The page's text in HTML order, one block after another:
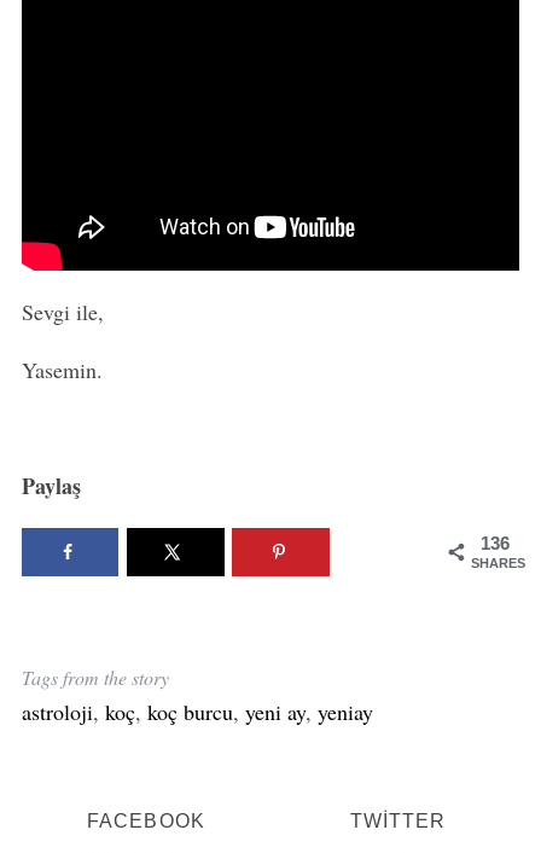
Sevgi ile,
Yasemin.
Paylaş
136
SHARES
Tags from the story
astroloji, koç, koç burcu, yeni ay, yeniay
FACEBOOK TWITTER